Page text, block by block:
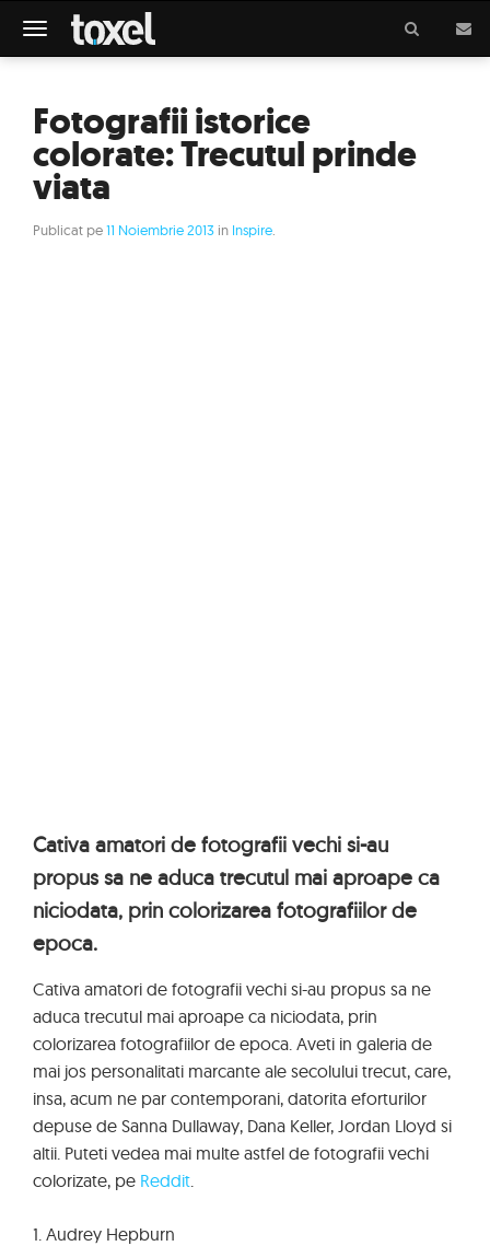
Meniu
Fotografii istorice
colorate: Trecutul prinde
viata
Publicat pe11 Noiembrie 2013 in Inspire
Cativa amatori de fotografii vechi si-au
propus sa ne aduca trecutul mai aproape ca
niciodata, prin colorizarea fotografiilor de
epoca.
Cativa amatori de fotografii vechi si-au propus sa ne
aduca trecutul mai aproape ca niciodata, prin
colorizarea fotografiilor de epoca. Aveti in galeria de
mai jos personalitati marcante ale secolului trecut, care,
insa, acum ne par contemporani, datorita eforturilor
depuse de Sanna Dullaway, Dana Keller, Jordan Lloyd si
altii. Puteti vedea mai multe astfel de fotografii vechi
colorizate, pe Reddit.
1. Audrey Hepburn